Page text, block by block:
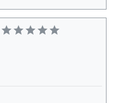
starstarstarstarstar